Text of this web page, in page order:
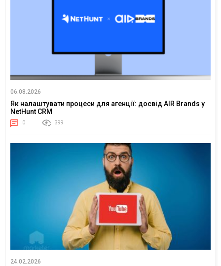
06.08.2026
Як налаштувати процеси для агенції: досвід AIR Brands у
NetHunt CRM
0 399
24.02.2026